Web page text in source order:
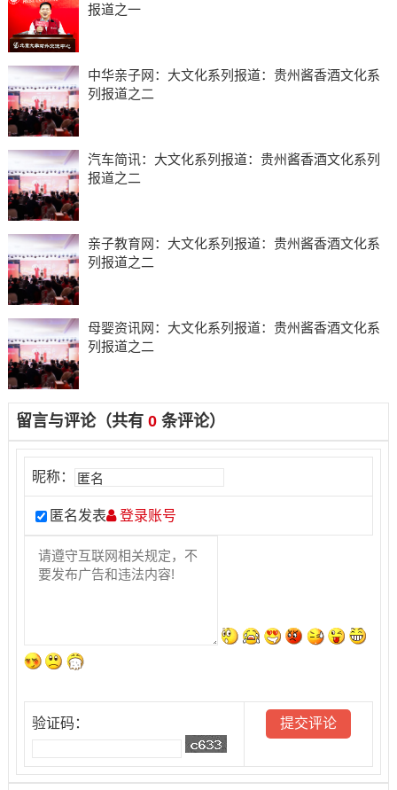
报道之一
中华亲子网：大文化系列报道：贵州酱香酒文化系
列报道之二
汽车简讯：大文化系列报道：贵州酱香酒文化系列
报道之二
亲子教育网：大文化系列报道：贵州酱香酒文化系
列报道之二
母婴资讯网：大文化系列报道：贵州酱香酒文化系
列报道之二
留言与评论（共有 0条评论）
昵称：
匿名发表 登录账号
验证码：